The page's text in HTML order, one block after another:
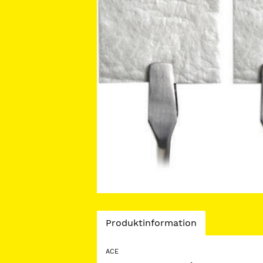
Current
Produktinformation
ACE